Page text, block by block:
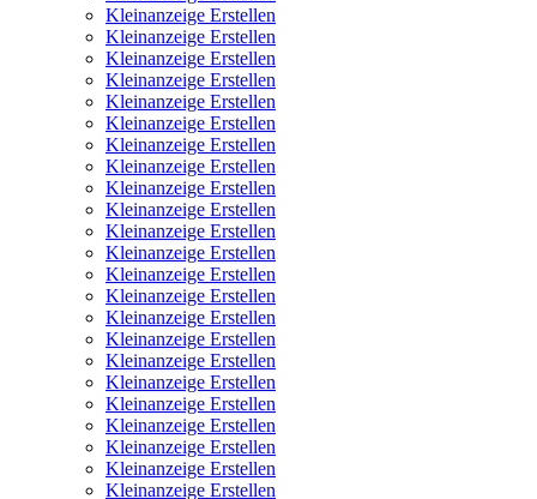
Kleinanzeige Erstellen
Kleinanzeige Erstellen
Kleinanzeige Erstellen
Kleinanzeige Erstellen
Kleinanzeige Erstellen
Kleinanzeige Erstellen
Kleinanzeige Erstellen
Kleinanzeige Erstellen
Kleinanzeige Erstellen
Kleinanzeige Erstellen
Kleinanzeige Erstellen
Kleinanzeige Erstellen
Kleinanzeige Erstellen
Kleinanzeige Erstellen
Kleinanzeige Erstellen
Kleinanzeige Erstellen
Kleinanzeige Erstellen
Kleinanzeige Erstellen
Kleinanzeige Erstellen
Kleinanzeige Erstellen
Kleinanzeige Erstellen
Kleinanzeige Erstellen
Kleinanzeige Erstellen